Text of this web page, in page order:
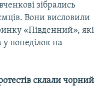
зібрались
Вони висловили
«Південний», які
понеділок на
склали чорний